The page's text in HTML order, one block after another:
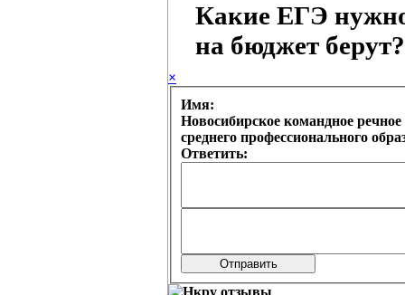
Какие ЕГЭ
на бюджет берут?
×
Имя:
Новосибирское командное
среднего профессионального
Ответить: